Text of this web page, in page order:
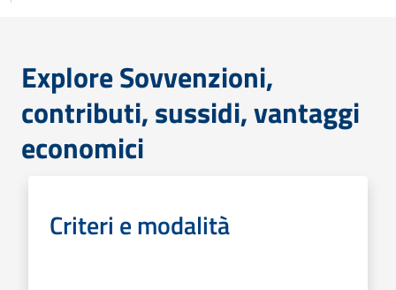
Explore Sovvenzioni,
contributi, sussidi, vantaggi
economici
Criteri e modalità